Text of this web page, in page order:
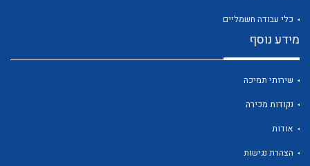
כלי עבודה חשמליים
מידע נוסף
שירותי תמיכה
נקודות מכירה
אודות
הצהרת נגישות